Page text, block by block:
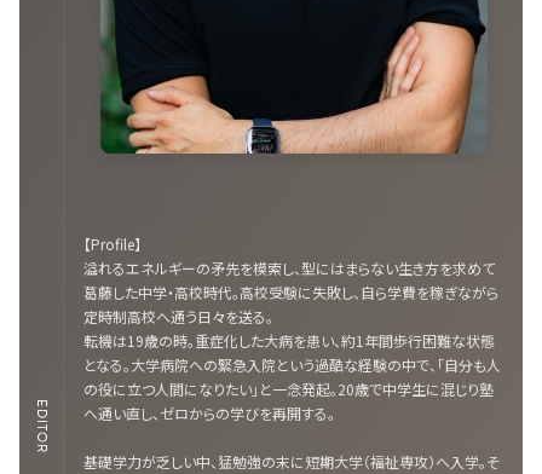
EDITOR
【Profile】
溢れるエネルギーの矛先を模索し、型にはまらない生き方を求めて
葛藤した中学・高校時代。高校受験に失敗し、自ら学費を稼ぎながら
定時制高校へ通う日々を送る。
転機は19歳の時。重症化した大病を患い、約1年間歩行困難な状態
となる。大学病院への緊急入院という過酷な経験の中で、「自分も人
の役に立つ人間になりたい」と一念発起。20歳で中学生に混じり塾
へ通い直し、ゼロからの学びを再開する。
基礎学力が乏しい中、猛勉強の末に短期大学（福祉専攻）へ入学。そ